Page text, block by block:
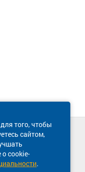
того, чтобы
сайтом,
cookie-
.
сайта
38